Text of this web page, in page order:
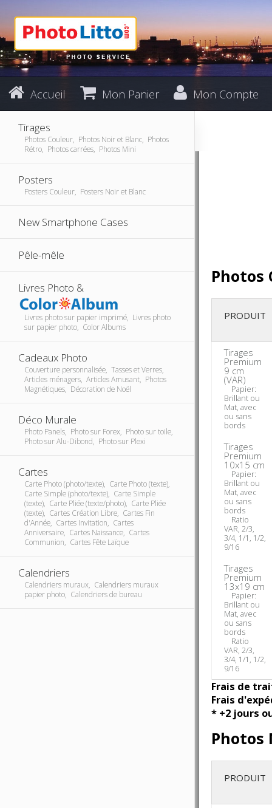
Accueil Mon Panier Mon Compte
Tirages
Photos Couleur, Photos Noir et Blanc, Photos
Rétro, Photos carrées, Photos Mini
Posters
Posters Couleur, Posters Noir et Blanc
New Smartphone Cases
Pêle-mêle
Livres Photo &
Livres photo sur papier imprimé, Livres photo
sur papier photo, Color Albums
Cadeaux Photo
Couverture personnalisée, Tasses et Verres,
Articles ménagers, Articles Amusant, Photos
Magnétiques, Décoration de Noël
Déco Murale
Photo Panels, Photo sur Forex, Photo sur toile,
Photo sur Alu-Dibond, Photo sur Plexi
Cartes
Carte Photo (photo/texte), Carte Photo (texte),
Carte Simple (photo/texte), Carte Simple
(texte), Carte Pliée (texte/photo), Carte Pliée
(texte), Cartes Création Libre, Cartes Fin
d'Année, Cartes Invitation, Cartes
Anniversaire, Cartes Naissance, Cartes
Communion, Cartes Fête Laïque
Calendriers
Calendriers muraux, Calendriers muraux
papier photo, Calendriers de bureau
Photos
PRODUIT
Tirages
Premium
9 cm
(VAR)
Papier:
Brillant ou
Mat, avec
ou sans
bords
Tirages
Premium
10x15 cm
Papier:
Brillant ou
Mat, avec
ou sans
bords
Ratio
VAR, 2/3,
3/4, 1/1, 1/2,
9/16
Tirages
Premium
13x19 cm
Papier:
Brillant ou
Mat, avec
ou sans
bords
Ratio
VAR, 2/3,
3/4, 1/1, 1/2,
9/16
Frais de
Frais
* +2 jours
Photos
PRODUIT